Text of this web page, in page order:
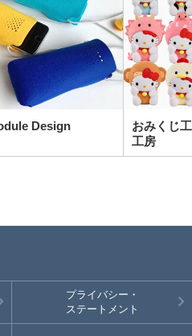
Design
おみくじ
工房
プライバシー・
ステートメント